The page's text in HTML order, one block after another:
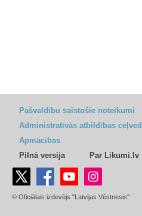
Pašvaldību saistošie noteikumi
Administratīvās atbildības
Apmācības
Pilnā versija
Par Likumi.lv
© Oficiālais izdevējs "Latvijas Vēstnesis"